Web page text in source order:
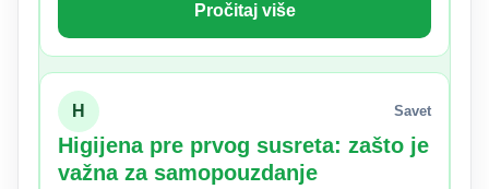
Pročitaj više
H Savet
Higijena pre prvog susreta: zašto je
važna za samopouzdanje